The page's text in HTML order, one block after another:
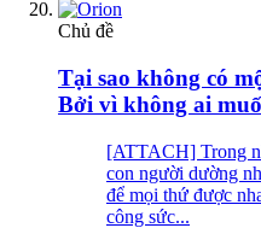
Chủ đề
Tại sao không có
Bởi vì không ai
[ATTACH] Trong
con người dường
để mọi thứ được
công sức...